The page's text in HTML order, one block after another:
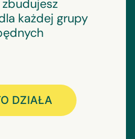
każdej grupy
DZIAŁA